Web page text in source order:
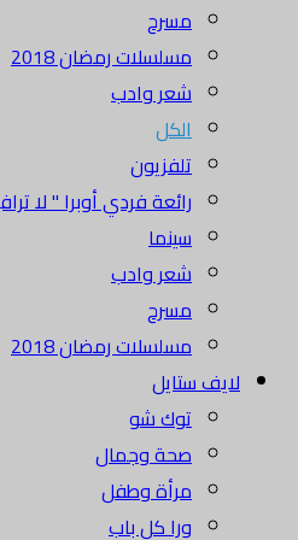
مسرح
مسلسلات رمضان 2018
شعر وادب
الكل
تلفزيون
رائعة فردي أوبرا " لا
سينما
شعر وادب
مسرح
مسلسلات رمضان 2018
لايف ستايل
توك شو
صحة وجمال
مرأة وطفل
ورا كل باب